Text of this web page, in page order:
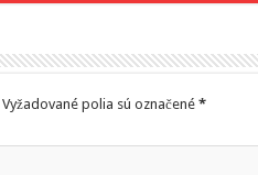
Vyžadované polia sú označené *